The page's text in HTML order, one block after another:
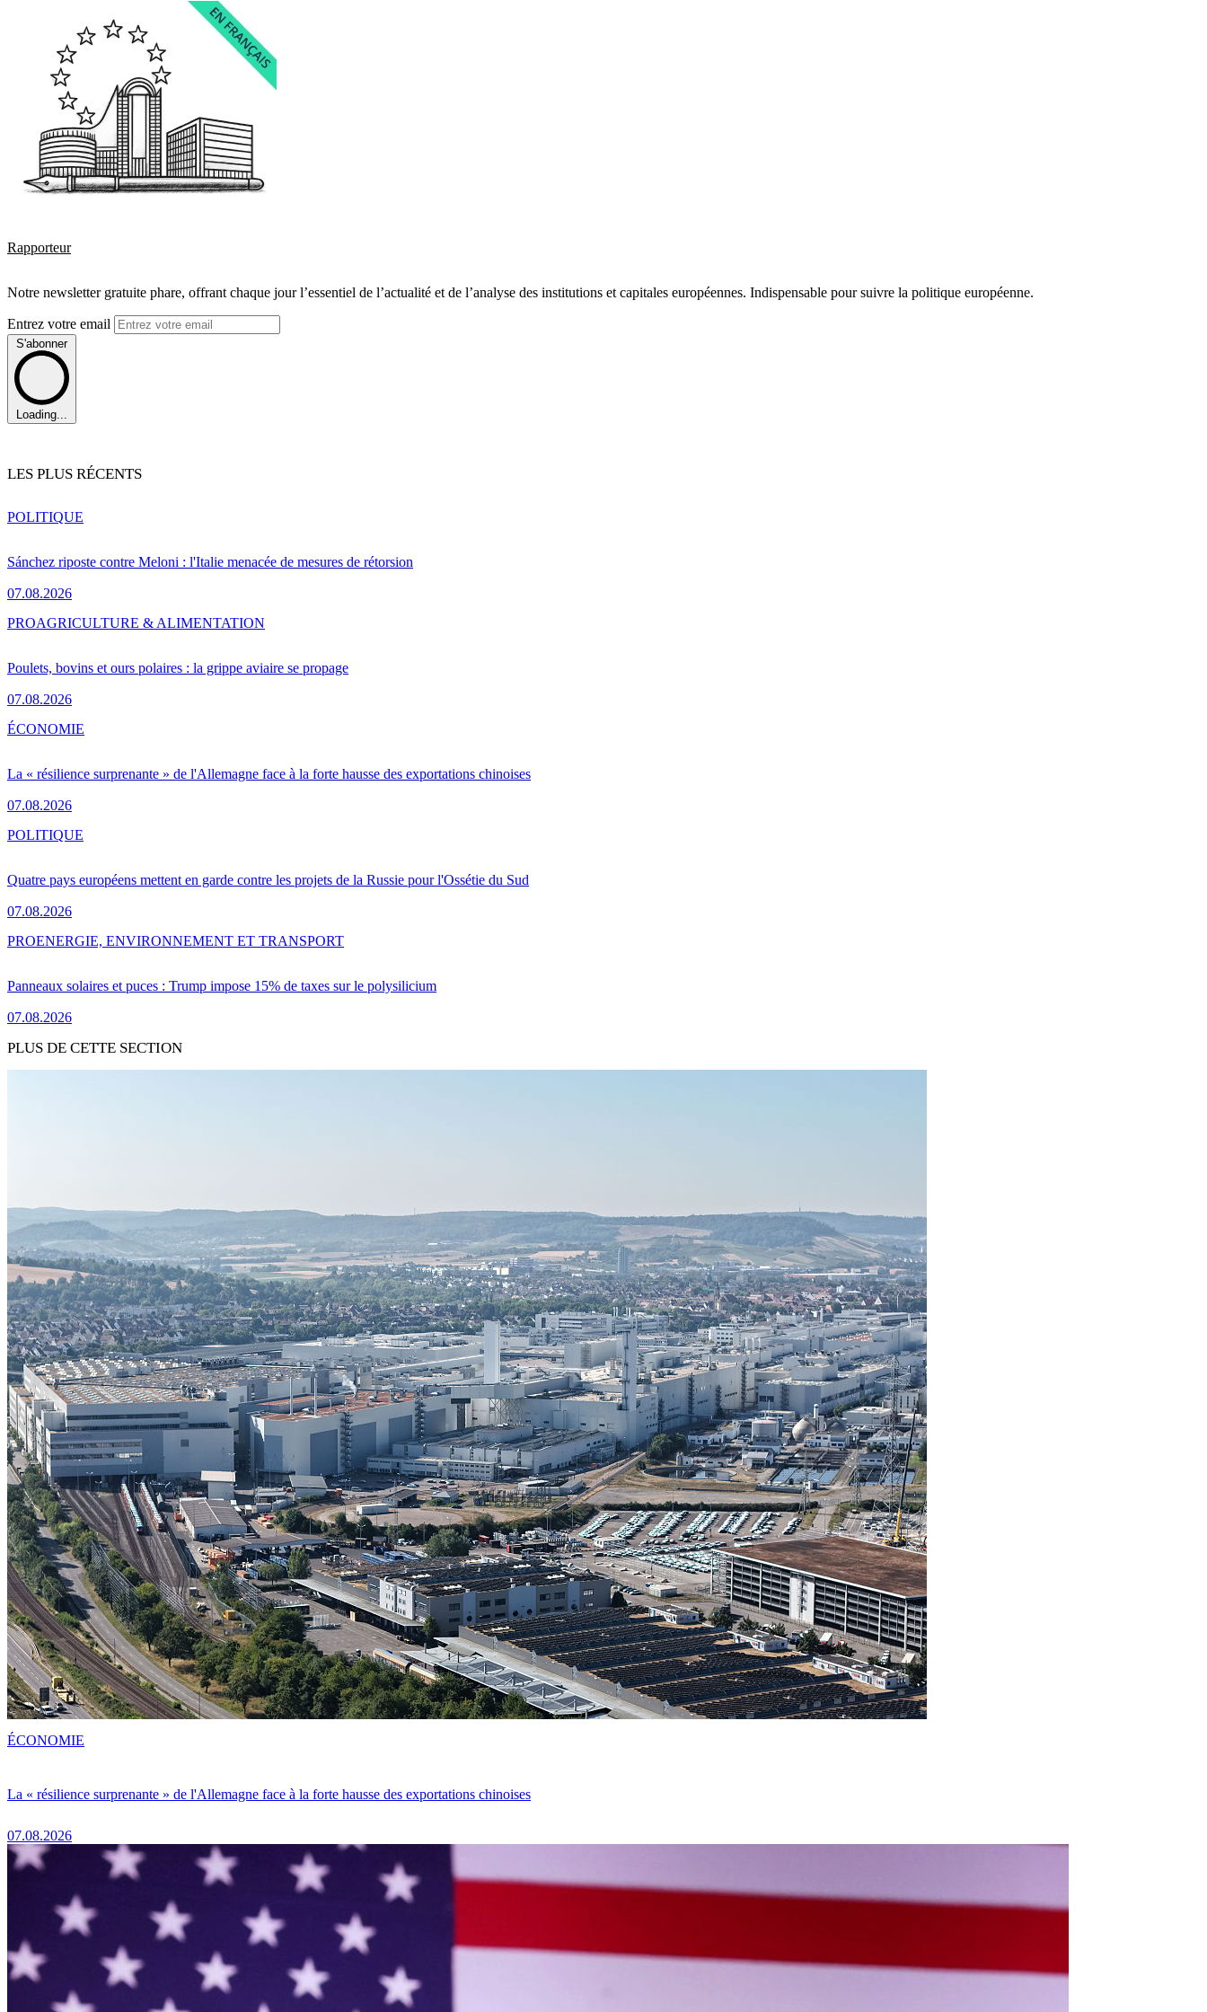
Rapporteur
Notre newsletter gratuite phare, offrant chaque jour l’essentiel de l’actualité et de l’analyse des institutions et capitales européennes. Indispensable pour suivre la politique européenne.
Entrez votre email
S'abonner
Loading...
LES PLUS RÉCENTS
Sánchez riposte contre Meloni : l'Italie menacée de mesures de rétorsion
07.08.2026
POLITIQUE
Poulets, bovins et ours polaires : la grippe aviaire se propage
07.08.2026
PROAGRICULTURE & ALIMENTATION
La « résilience surprenante » de l'Allemagne face à la forte hausse des exportations chinoises
07.08.2026
ÉCONOMIE
Quatre pays européens mettent en garde contre les projets de la Russie pour l'Ossétie du Sud
07.08.2026
POLITIQUE
Panneaux solaires et puces : Trump impose 15% de taxes sur le polysilicium
07.08.2026
PROENERGIE, ENVIRONNEMENT ET TRANSPORT
PLUS DE CETTE SECTION
La « résilience surprenante » de l'Allemagne face à la forte hausse des exportations chinoises
07.08.2026
ÉCONOMIE